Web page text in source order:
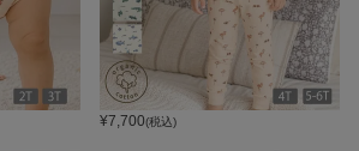
¥7,700(税込)